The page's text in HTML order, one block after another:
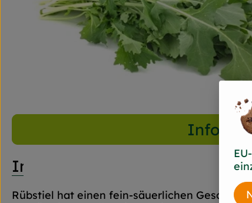
Info
Info
Rübstiel hat einen fein-säuerlichen